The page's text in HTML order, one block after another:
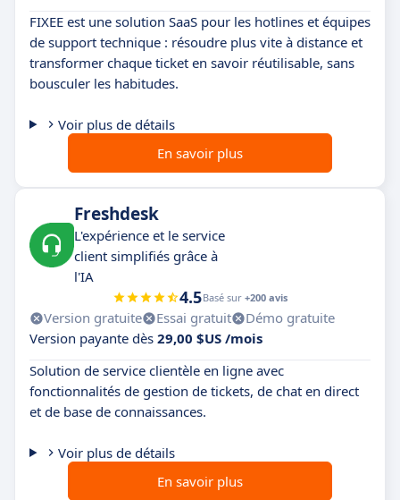
FIXEE est une solution SaaS pour les hotlines et équipes
de support technique : résoudre plus vite à distance et
transformer chaque ticket en savoir réutilisable, sans
bousculer les habitudes.
Voir plus de détails
En savoir plus
Freshdesk
L'expérience et le service
client simplifiés grâce à
l'IA
4.5Basé sur +200 avis
Version gratuite Essai gratuit
Démo gratuite
Version payante dès 29,00 $US /mois
Solution de service clientèle en ligne avec
fonctionnalités de gestion de tickets, de chat en direct
et de base de connaissances.
Voir plus de détails
En savoir plus